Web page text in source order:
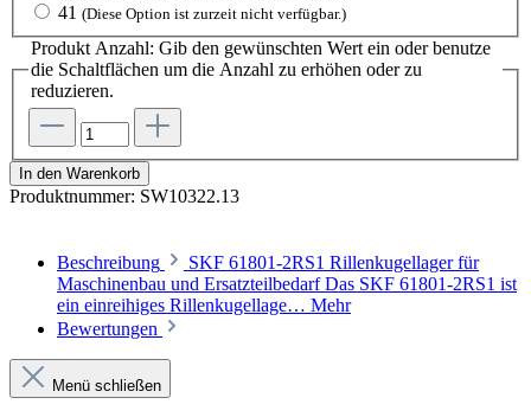
41 (Diese Option ist zurzeit nicht verfügbar.)
Produkt Anzahl: Gib den gewünschten Wert ein oder benutze
die Schaltflächen um die Anzahl zu erhöhen oder zu
reduzieren.
In den Warenkorb
Produktnummer: SW10322.13
Beschreibung
SKF 61801-2RS1 Rillenkugellager für
Maschinenbau und Ersatzteilbedarf Das SKF 61801-2RS1 ist
ein einreihiges Rillenkugellage… Mehr
Bewertungen
Menü schließen